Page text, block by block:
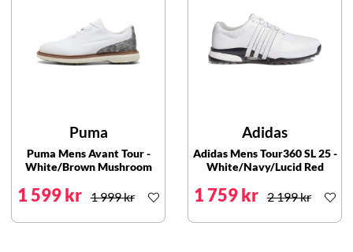
Puma
Puma Mens Avant Tour -
White/Brown Mushroom
1 599 kr 1 999 kr
Adidas
Adidas Mens Tour360 SL 25 -
White/Navy/Lucid Red
1 759 kr 2 199 kr